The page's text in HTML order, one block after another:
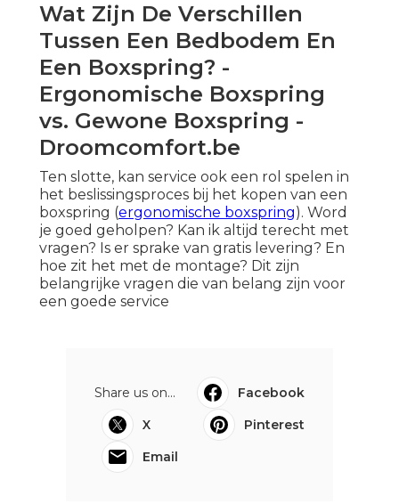
Wat Zijn De Verschillen
Tussen Een Bedbodem En
Een Boxspring? -
Ergonomische Boxspring
vs. Gewone Boxspring -
Droomcomfort.be
Ten slotte, kan service ook een rol spelen in
het beslissingsproces bij het kopen van een
boxspring (ergonomische boxspring). Word
je goed geholpen? Kan ik altijd terecht met
vragen? Is er sprake van gratis levering? En
hoe zit het met de montage? Dit zijn
belangrijke vragen die van belang zijn voor
een goede service
Share us on...
Facebook
X
Pinterest
Email